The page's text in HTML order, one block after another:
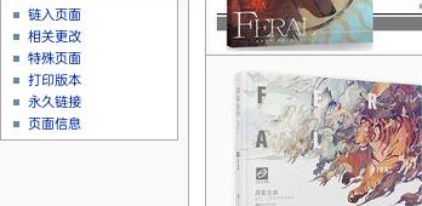
链入页面
相关更改
特殊页面
打印版本
永久链接
页面信息